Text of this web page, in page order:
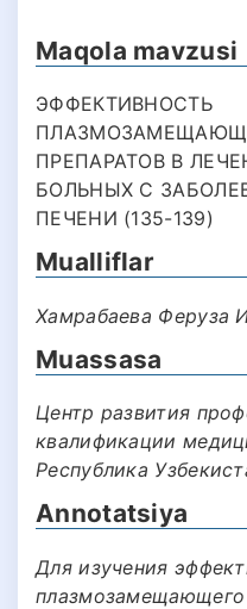
Maqola mavzusi
ЭФФЕКТИВНОСТЬ
ПРЕПАРАТОВ В
БОЛЬНЫХ С
ПЕЧЕНИ (135-139)
Mualliflar
Хамрабаева Феруза
Muassasa
Центр развития
квалификации
Республика
Annotatsiya
Для изучения
плазмозамещающего